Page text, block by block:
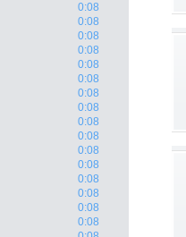
0:08
0:08
0:08
0:08
0:08
0:08
0:08
0:08
0:08
0:08
0:08
0:08
0:08
0:08
0:08
0:08